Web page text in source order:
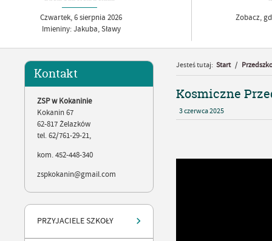
Czwartek,6sierpnia 2026
Imieniny: Jakuba, Sławy
Zobacz,
Kontakt
ZSP w Kokaninie
Kokanin 67
62-817 Żelazków
tel. 62/761-29-21,
kom. 452-448-340
zspkokanin@gmail.com
PRZYJACIELE SZKOŁY
Jesteś tutaj: Start /
Kosmiczne
3czerwca2025